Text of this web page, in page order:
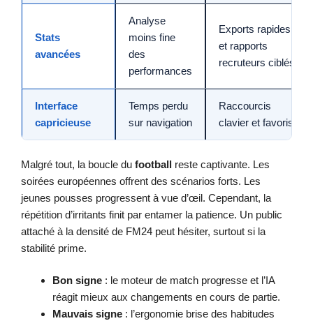
Stats
avancées
Analyse
moins fine
des
performances
Exports rapides
et rapports
recruteurs ciblés
Interface
capricieuse
Temps perdu
sur navigation
Raccourcis
clavier et favoris
Malgré tout, la boucle du football reste captivante. Les
soirées européennes offrent des scénarios forts. Les
jeunes pousses progressent à vue d’œil. Cependant, la
répétition d’irritants finit par entamer la patience. Un public
attaché à la densité de FM24 peut hésiter, surtout si la
stabilité prime.
Bon signe : le moteur de match progresse et l’IA
réagit mieux aux changements en cours de partie.
Mauvais signe : l’ergonomie brise des habitudes